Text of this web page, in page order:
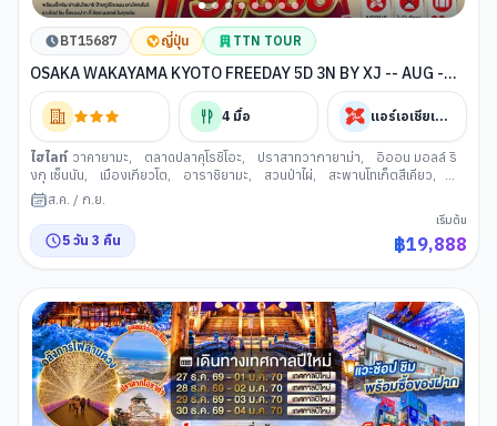
BT15687 ญี่ปุ่น TTN TOUR
OSAKA WAKAYAMA KYOTO FREEDAY 5D 3N BY XJ -- AUG -
OCT'26 -- ซุปตาร์..โอซาก้าครบทุกฟีล...ดีลนี้ห้ามพลาด
4 มื้อ แอร์เอเชียเอ็กซ์
ไฮไลท์ วาคายามะ, ตลาดปลาคุโรชิโอะ, ปราสาทวากายาม่า,
อิออน มอลล์ ริ
งกุ เซ็นนัน, เมืองเกียวโต, อาราชิยามะ, สวนป่าไผ่, สะพานโทเก็ตสึเคียว,
การเรียนพิธีชงชาญี่ปุ่น
อิสระช้อปปิ้งใจกลางเมืองโอซาก้า หรือ ซื้อทัวร์เสริม ยูนิเวอร์แซล สตูดิโอ เจแปน
ส.ค. / ก.ย.
5 วัน 3 คืน
เริ่มต้น
฿19,888